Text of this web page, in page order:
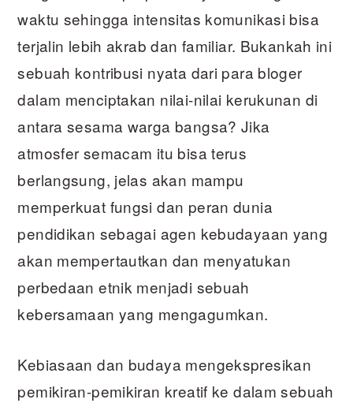
waktu sehingga intensitas komunikasi bisa
terjalin lebih akrab dan familiar. Bukankah ini
sebuah kontribusi nyata dari para bloger
dalam menciptakan nilai-nilai kerukunan di
antara sesama warga bangsa? Jika
atmosfer semacam itu bisa terus
berlangsung, jelas akan mampu
memperkuat fungsi dan peran dunia
pendidikan sebagai agen kebudayaan yang
akan mempertautkan dan menyatukan
perbedaan etnik menjadi sebuah
kebersamaan yang mengagumkan.
Kebiasaan dan budaya mengekspresikan
pemikiran-pemikiran kreatif ke dalam sebuah